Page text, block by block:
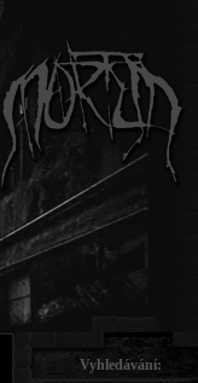
Vyhledávání: